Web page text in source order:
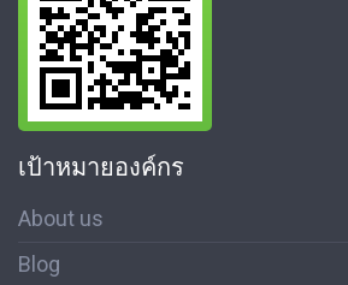
เป้าหมายองค์กร
About us
Blog